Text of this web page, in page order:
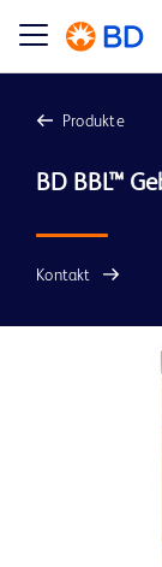
Produkte
BD BBL™
Kontakt